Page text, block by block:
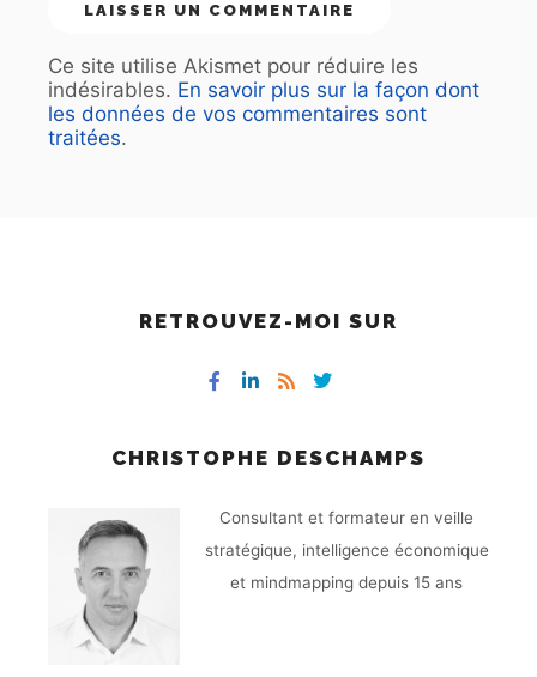
Ce site utilise Akismet pour réduire les
indésirables. En savoir plus sur la façon dont
les données de vos commentaires sont
traitées.
RETROUVEZ-MOI SUR
CHRISTOPHE DESCHAMPS
Consultant et formateur en veille
stratégique, intelligence économique
et mindmapping depuis 15 ans